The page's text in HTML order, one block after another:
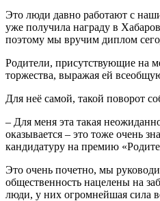
Это люди давно работают с
уже получила награду в
поэтому мы вручим диплом
Родители, присутствующие на
торжества, выражая ей
Для неё самой, такой поворот
‒ Для меня эта такая
оказывается – это тоже очень
кандидатуру на премию
Это очень почетно, мы
общественность нацелены на
люди, у них огромнейшая сила